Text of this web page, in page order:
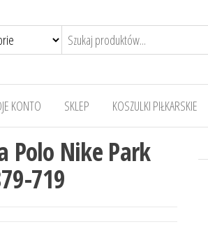
KONTO SKLEP KOSZULKI PIŁKARSKIE
Polo Nike Park
719